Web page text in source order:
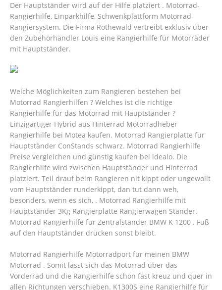
Der Hauptständer wird auf der Hilfe platziert . Motorrad-
Rangierhilfe, Einparkhilfe, Schwenkplattform Motorrad-
Rangiersystem. Die Firma Rothewald vertreibt exklusiv über
den Zubehörhändler Louis eine Rangierhilfe für Motorräder
mit Hauptständer.
Welche Möglichkeiten zum Rangieren bestehen bei
Motorrad Rangierhilfen ? Welches ist die richtige
Rangierhilfe für das Motorrad mit Hauptständer ?
Einzigartiger Hybrid aus Hinterrad Motorradheber
Rangierhilfe bei Motea kaufen. Motorrad Rangierplatte für
Hauptständer ConStands schwarz. Motorrad Rangierhilfe
Preise vergleichen und günstig kaufen bei idealo. Die
Rangierhilfe wird zwischen Hauptständer und Hinterrad
platziert. Teil drauf beim Rangieren nit kippt oder ungewollt
vom Hauptständer runderkippt, dan tut dann weh,
besonders, wenn es sich, . Motorrad Rangierhilfe mit
Hauptständer 3Kg Rangierplatte Rangierwagen Ständer.
Motorrad Rangierhilfe für Zentralständer BMW K 1200 . Fuß
auf den Hauptständer drücken sonst bleibt.
Motorrad Rangierhilfe Motorradport für meinen BMW
Motorrad . Somit lässt sich das Motorrad über das
Vorderrad und die Rangierhilfe schon fast kreuz und quer in
allen Richtungen verschieben. K1300S eine Rangierhilfe für